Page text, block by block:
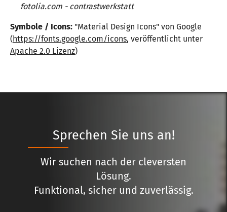
fotolia.com - contrastwerkstatt
Symbole / Icons: "Material Design Icons" von Google
( https://fonts.google.com/icons, veröffentlicht unter
Apache 2.0 Lizenz)
Sprechen Sie uns an!
Wir suchen nach der cleversten
Lösung.
Funktional, sicher und zuverlässig.